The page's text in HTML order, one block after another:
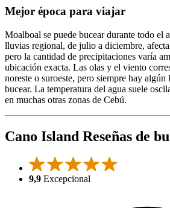
Mejor época para viajar
Moalboal se puede bucear durante todo el
lluvias regional, de julio a diciembre,
pero la cantidad de precipitaciones varía
ubicación exacta. Las olas y el viento
noreste o suroeste, pero siempre hay algún
bucear. La temperatura del agua suele
en muchas otras zonas de Cebú.
Cano Island Reseñas de
9,9 Excepcional